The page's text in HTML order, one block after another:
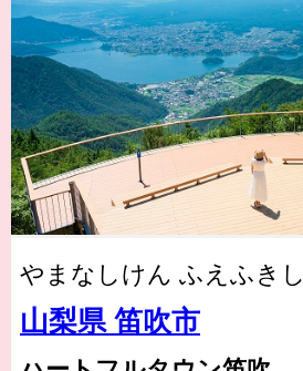
やまなしけん ふえふきし
山梨県 笛吹市